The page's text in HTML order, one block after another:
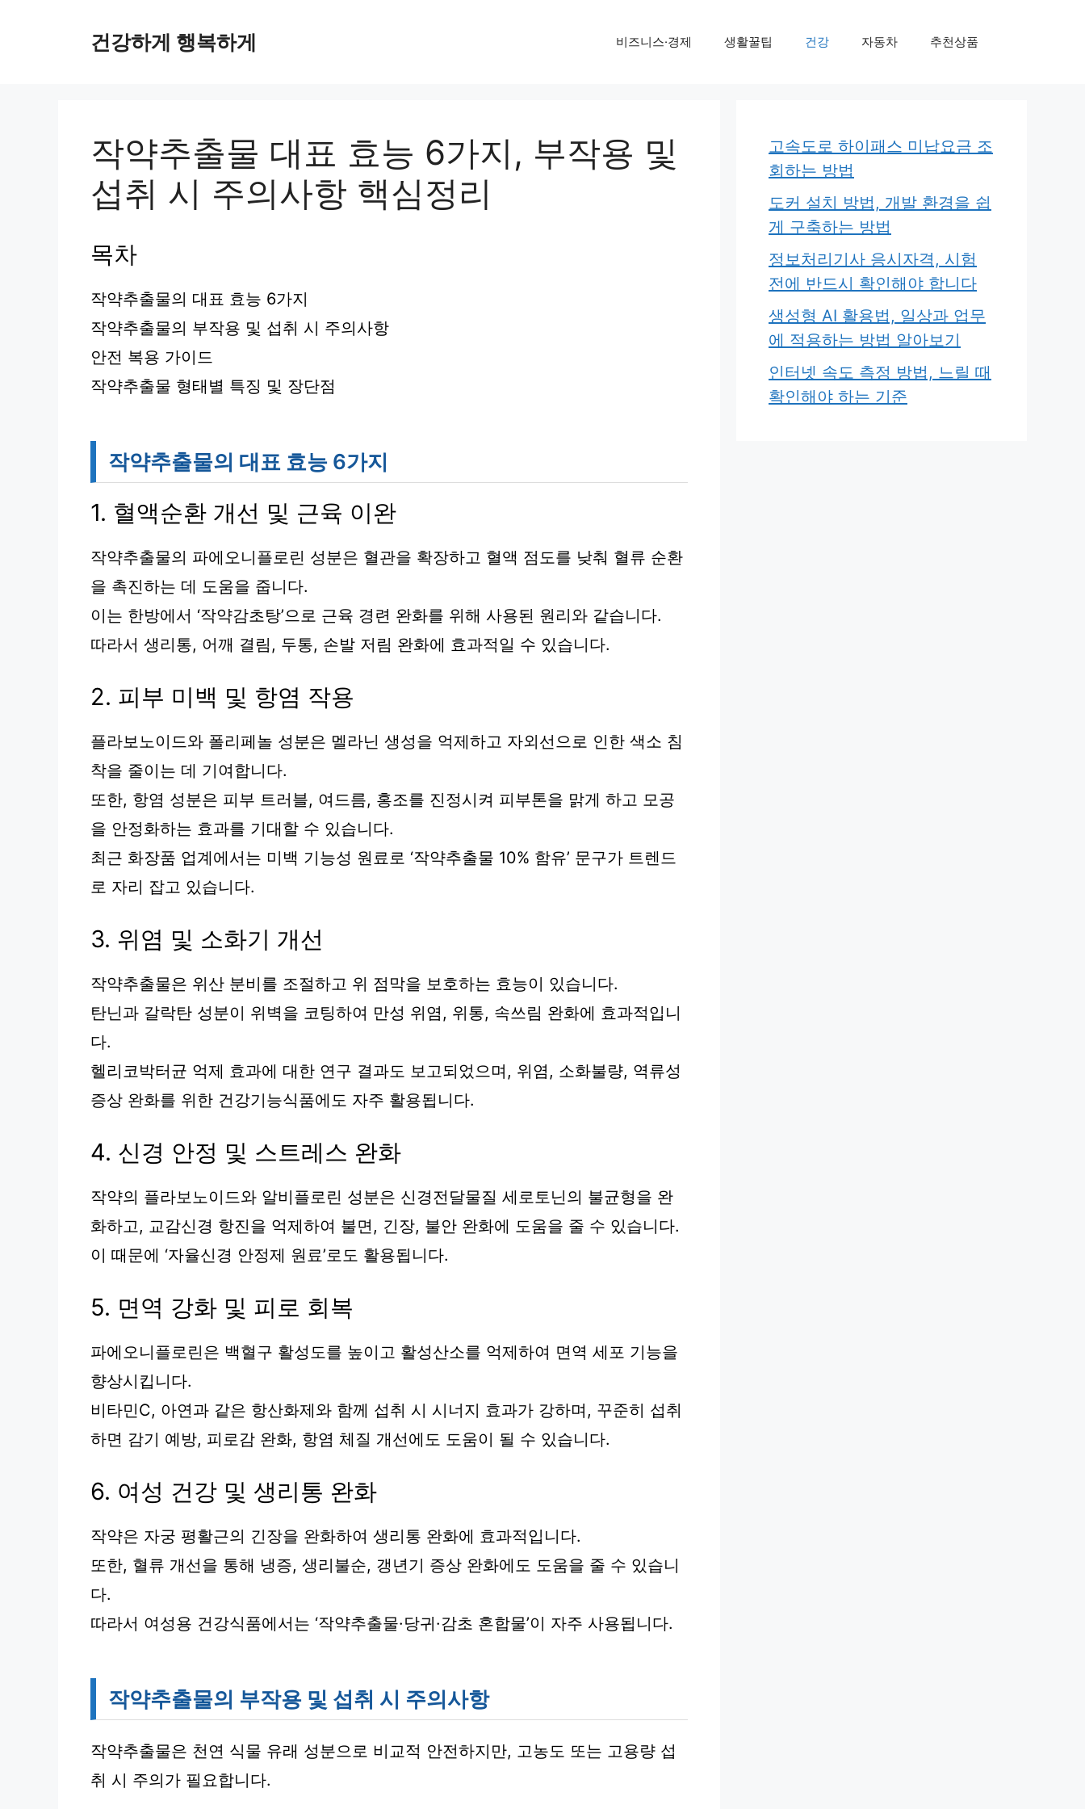
건강하게 행복하게 비즈니스·경제 생활꿀팁 건강 자동차 추천상품
작약추출물 대표 효능 6가지, 부작용 및
섭취 시 주의사항 핵심정리
목차
작약추출물의 대표 효능 6가지
작약추출물의 부작용 및 섭취 시 주의사항
안전 복용 가이드
작약추출물 형태별 특징 및 장단점
작약추출물의 대표 효능 6가지
1. 혈액순환 개선 및 근육 이완
작약추출물의 파에오니플로린 성분은 혈관을 확장하고 혈액 점도를 낮춰 혈류 순환
을 촉진하는 데 도움을 줍니다.
이는 한방에서 ‘작약감초탕’으로 근육 경련 완화를 위해 사용된 원리와 같습니다.
따라서 생리통, 어깨 결림, 두통, 손발 저림 완화에 효과적일 수 있습니다.
2. 피부 미백 및 항염 작용
플라보노이드와 폴리페놀 성분은 멜라닌 생성을 억제하고 자외선으로 인한 색소 침
착을 줄이는 데 기여합니다.
또한, 항염 성분은 피부 트러블, 여드름, 홍조를 진정시켜 피부톤을 맑게 하고 모공
을 안정화하는 효과를 기대할 수 있습니다.
최근 화장품 업계에서는 미백 기능성 원료로 ‘작약추출물 10% 함유’ 문구가 트렌드
로 자리 잡고 있습니다.
3. 위염 및 소화기 개선
작약추출물은 위산 분비를 조절하고 위 점막을 보호하는 효능이 있습니다.
탄닌과 갈락탄 성분이 위벽을 코팅하여 만성 위염, 위통, 속쓰림 완화에 효과적입니
다.
헬리코박터균 억제 효과에 대한 연구 결과도 보고되었으며, 위염, 소화불량, 역류성
증상 완화를 위한 건강기능식품에도 자주 활용됩니다.
4. 신경 안정 및 스트레스 완화
작약의 플라보노이드와 알비플로린 성분은 신경전달물질 세로토닌의 불균형을 완
화하고, 교감신경 항진을 억제하여 불면, 긴장, 불안 완화에 도움을 줄 수 있습니다.
이 때문에 ‘자율신경 안정제 원료’로도 활용됩니다.
5. 면역 강화 및 피로 회복
파에오니플로린은 백혈구 활성도를 높이고 활성산소를 억제하여 면역 세포 기능을
향상시킵니다.
비타민C, 아연과 같은 항산화제와 함께 섭취 시 시너지 효과가 강하며, 꾸준히 섭취
하면 감기 예방, 피로감 완화, 항염 체질 개선에도 도움이 될 수 있습니다.
6. 여성 건강 및 생리통 완화
작약은 자궁 평활근의 긴장을 완화하여 생리통 완화에 효과적입니다.
또한, 혈류 개선을 통해 냉증, 생리불순, 갱년기 증상 완화에도 도움을 줄 수 있습니
다.
따라서 여성용 건강식품에서는 ‘작약추출물·당귀·감초 혼합물’이 자주 사용됩니다.
작약추출물의 부작용 및 섭취 시 주의사항
작약추출물은 천연 식물 유래 성분으로 비교적 안전하지만, 고농도 또는 고용량 섭
취 시 주의가 필요합니다.
고속도로 하이패스 미납요금 조
회하는 방법
도커 설치 방법, 개발 환경을 쉽
게 구축하는 방법
정보처리기사 응시자격, 시험
전에 반드시 확인해야 합니다
생성형 AI 활용법, 일상과 업무
에 적용하는 방법 알아보기
인터넷 속도 측정 방법, 느릴 때
확인해야 하는 기준